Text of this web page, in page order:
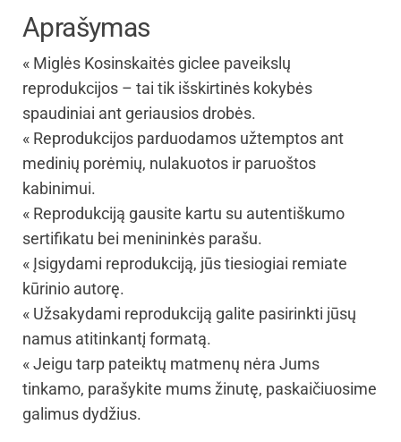
Aprašymas
« Miglės Kosinskaitės giclee paveikslų
reprodukcijos – tai tik išskirtinės kokybės
spaudiniai ant geriausios drobės.
« Reprodukcijos parduodamos užtemptos ant
medinių porėmių, nulakuotos ir paruoštos
kabinimui.
« Reprodukciją gausite kartu su autentiškumo
sertifikatu bei menininkės parašu.
« Įsigydami reprodukciją, jūs tiesiogiai remiate
kūrinio autorę.
« Užsakydami reprodukciją galite pasirinkti jūsų
namus atitinkantį formatą.
« Jeigu tarp pateiktų matmenų nėra Jums
tinkamo, parašykite mums žinutę, paskaičiuosime
galimus dydžius.